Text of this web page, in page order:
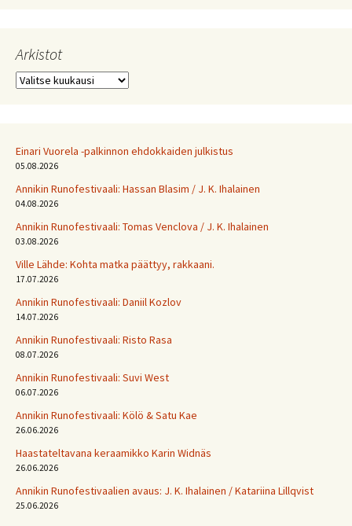
Arkistot
Arkistot
Einari Vuorela -palkinnon ehdokkaiden julkistus
05.08.2026
Annikin Runofestivaali: Has­san Bla­sim / J. K. Ihalainen
04.08.2026
Annikin Runofestivaali: Tomas Venclova / J. K. Ihalainen
03.08.2026
Ville Lähde: Kohta matka päättyy, rakkaani.
17.07.2026
Annikin Runofestivaali: Daniil Kozlov
14.07.2026
Annikin Runofestivaali: Risto Rasa
08.07.2026
Annikin Runofestivaali: Suvi West
06.07.2026
Annikin Runofestivaali: Kölö & Satu Kae
26.06.2026
Haastateltavana keraamikko Karin Widnäs
26.06.2026
Annikin Runofestivaalien avaus: J. K. Ihalainen / Katariina Lillqvist
25.06.2026